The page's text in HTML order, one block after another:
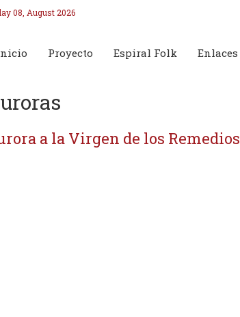
08, August 2026
Proyecto Espiral Folk Enlaces
a la Virgen de los Remedios